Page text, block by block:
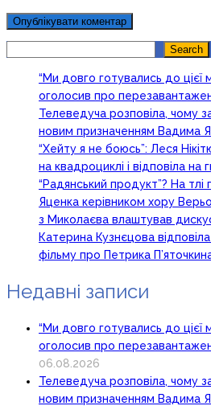
Search
“Ми довго готувались до цієї
оголосив про
Телеведуча розповіла, чому
новим призначенням Вадима
“Хейту я не боюсь”: Леся
на квадроциклі і відповіла на
“Радянський продукт”? На
Яценка керівником хору
з Миколаєва влаштував
Катерина Кузнєцова
фільму про Петрика
Недавні записи
“Ми довго готувались до цієї
оголосив про
06.08.2026
Телеведуча розповіла, чому
новим призначенням Вадима